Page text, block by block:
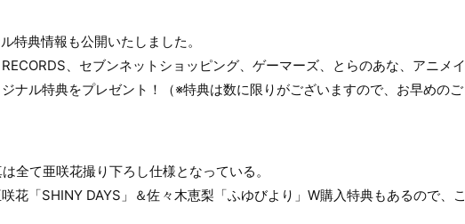
特典情報も公開いたしました。
、セブンネットショッピング、ゲーマーズ、とらのあな、アニメイ
ナル特典をプレゼント！（※特典は数に限りがございますので、お早めのご
全て亜咲花撮り下ろし仕様となっている。
花「SHINY DAYS」＆佐々木恵梨「ふゆびより」W購入特典もあるので、こ